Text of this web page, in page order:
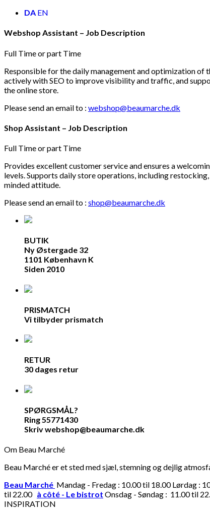
DA EN
Webshop Assistant – Job Description
Full Time or part Time
Responsible for the daily management and optimization of
actively with SEO to improve visibility and traffic, and
the online store.
Please send an email to : webshop@beaumarche.dk
Shop Assistant – Job Description
Full Time or part Time
Provides excellent customer service and ensures a
levels. Supports daily store operations, including
minded attitude.
Please send an email to : shop@beaumarche.dk
BUTIK
Ny Østergade 32
1101 København K
Siden 2010
PRISMATCH
Vi tilbyder prismatch
RETUR
30 dages retur
SPØRGSMÅL?
Ring 55771430
Skriv webshop@beaumarche.dk
Om Beau Marché
Beau Marché er et sted med sjæl, stemning og dejlig
Beau Marché Mandag - Fredag : 10.00 til 18.00 Lørdag :
til 22.00 à côté - Le bistrot Onsdag - Søndag : 11.00 til
INSPIRATION